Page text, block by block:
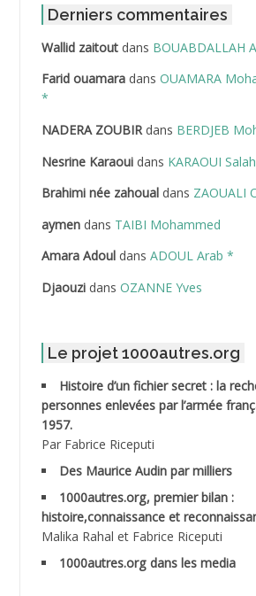
ABDAT Amar
ABDEDDAIM Hamid
ABDELAZIZ Mohamed
ABDELHAFID Lakhdar
ABDELLI Mohamed
ABDELLI Mohamed *
ABDELMOUMENE Ahmed
ABDESMED Mohamed ben Kaddour
ABDESSELAMI Kouider
ABDESSLEM Ahmed dit le Coiffeur
ABDOUDOU
Derniers commentaires
Wallid zaitoutdans BOUABDALLAH
Farid ouamaradans OUAMARA
*
NADERA ZOUBIRdans BERDJEB
Nesrine Karaouidans KARAOUI
Brahimi née zahoualdans ZAOUALI
aymendans TAIBI Mohammed
Amara Adouldans ADOUL Arab *
Djaouzidans OZANNE Yves
Le projet 1000autres.org
Histoire d’un fichier secret : la
personnes enlevées par l’armée
1957.
Par Fabrice Riceputi
Des Maurice Audin par milliers
1000autres.org, premier bilan :
histoire,connaissance et
Malika Rahal et Fabrice Riceputi
1000autres.org dans les media